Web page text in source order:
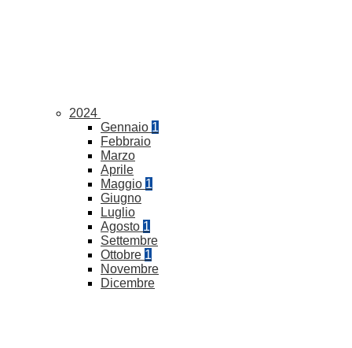
2024
Gennaio 1
Febbraio
Marzo
Aprile
Maggio 1
Giugno
Luglio
Agosto 1
Settembre
Ottobre 1
Novembre
Dicembre